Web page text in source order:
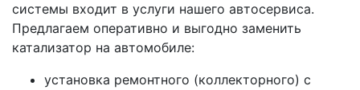
системы входит в услуги нашего автосервиса.
Предлагаем оперативно и выгодно заменить
катализатор на автомобиле:
установка ремонтного (коллекторного) с